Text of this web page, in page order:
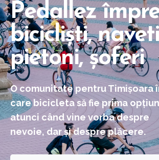
Pedallez
bicicliști,
pietoni, șoferi
O comunitate pentru Timișoara
care bicicleta să fie prima
atunci când vine vorba despre
nevoie, dar și despre plăcere.